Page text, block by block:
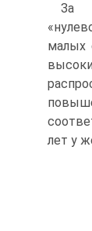
За
малых
лет у